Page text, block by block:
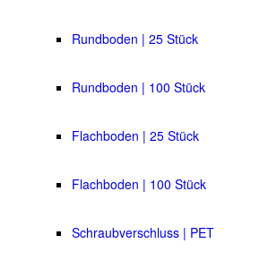
Rundboden | 25 Stück
Rundboden | 100 Stück
Flachboden | 25 Stück
Flachboden | 100 Stück
Schraubverschluss | PET